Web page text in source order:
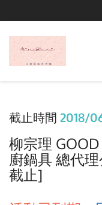
截止時間 2018/
柳宗理
廚鍋具 總代
截止]